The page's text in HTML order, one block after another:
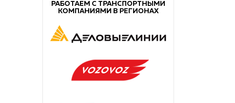
РАБОТАЕМ С ТРАНСПОРТНЫМИ
КОМПАНИЯМИ В РЕГИОНАХ